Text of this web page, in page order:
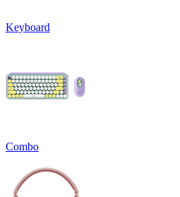
Keyboard
Combo